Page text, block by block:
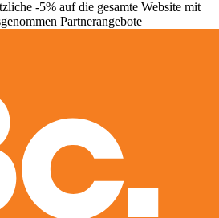
-5% auf die gesamte Website mit
Partnerangebote